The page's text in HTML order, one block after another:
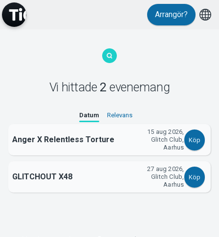
MyTickster
Support
Om Tickster
Arrangör?
Vi hittade 2 evenemang
Datum Relevans
Anger X Relentless Torture
15 aug 2026,
Glitch Club,
Aarhus
Köp
GLITCHOUT X48
27 aug 2026,
Glitch Club,
Aarhus
Köp